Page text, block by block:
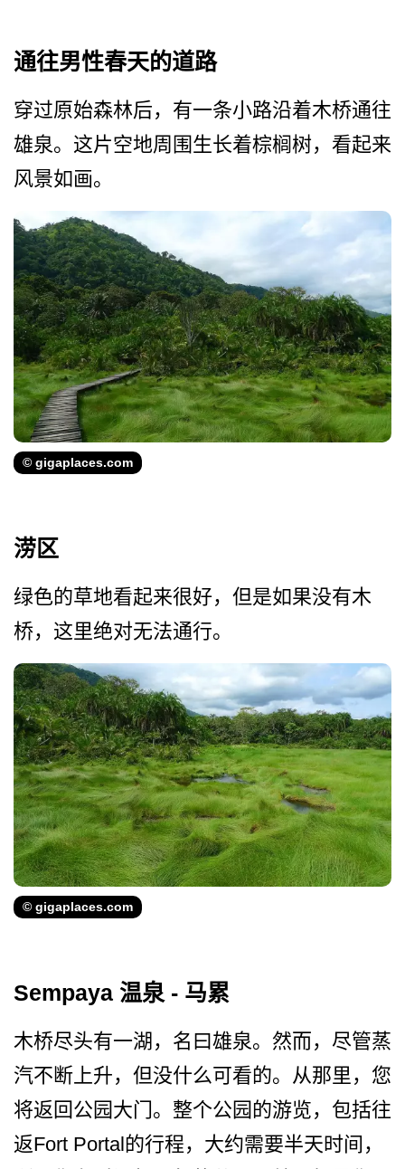
通往男性春天的道路
穿过原始森林后，有一条小路­沿着木桥通往
雄泉。这片空地周围生长着棕榈树，看起­来
风景如画。
© gigaplaces.com
涝区
绿色的草地看起来很好，但是­如果没有木
桥，这里绝对无法通行。
© gigaplaces.com
Sempaya 温泉 - 马累
木桥尽头有一湖，名曰雄泉。­然而，尽管蒸
汽不断上升，但没什么可看的。从那里，­您
将返回公园大门。整个公园的游览，包括往
返Fort Portal的行程，大约需要半­天时间，